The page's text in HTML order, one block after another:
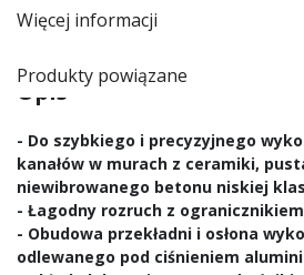
Więcej informacji
Produkty powiązane
Opis
- Do szybkiego i precyzyjnego
kanałów w murach z ceramiki,
niewibrowanego betonu niskiej
- Łagodny rozruch z
- Obudowa przekładni i osłona
odlewanego pod ciśnieniem